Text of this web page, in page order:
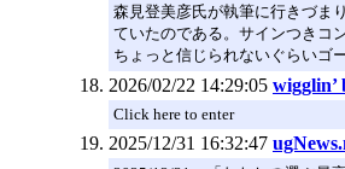
森見登美彦氏が執筆に行きづま
ていたのである。サインつきコ
ちょっと信じられないぐらいゴ
2026/02/22 14:29:05 wigglin’
Click here to enter
2025/12/31 16:32:47